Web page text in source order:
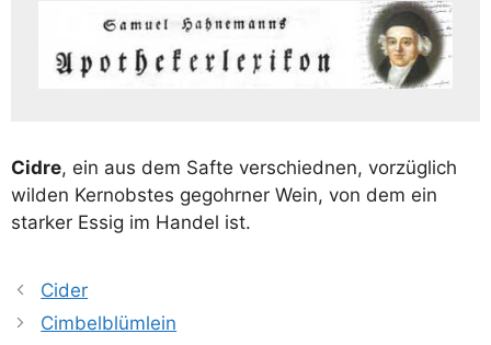
Cid­re, ein aus dem Saf­te ver­schied­nen, vor­züg­lich
wil­den Kern­obs­tes geg­ohr­ner Wein, von dem ein
star­ker Essig im Han­del ist.
Cider
Cimbelblümlein